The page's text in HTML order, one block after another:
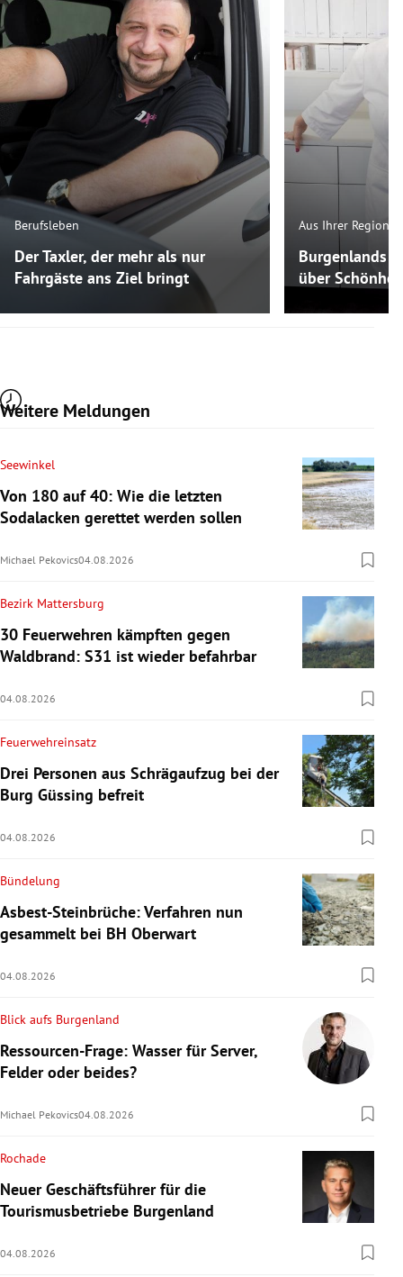
Berufsleben
Der Taxler, der mehr als nur
Fahrgäste ans Ziel bringt
Aus Ihrer Region
Burgenlands
über
Weitere Meldungen
Seewinkel
Von 180 auf 40: Wie die letzten
Sodalacken gerettet werden sollen
Michael Pekovics04.08.2026
Bezirk Mattersburg
30 Feuerwehren kämpften gegen
Waldbrand: S31 ist wieder befahrbar
04.08.2026
Feuerwehreinsatz
Drei Personen aus Schrägaufzug bei der
Burg Güssing befreit
04.08.2026
Bündelung
Asbest-Steinbrüche: Verfahren nun
gesammelt bei BH Oberwart
04.08.2026
Blick aufs Burgenland
Ressourcen-Frage: Wasser für Server,
Felder oder beides?
Michael Pekovics04.08.2026
Rochade
Neuer Geschäftsführer für die
Tourismusbetriebe Burgenland
04.08.2026